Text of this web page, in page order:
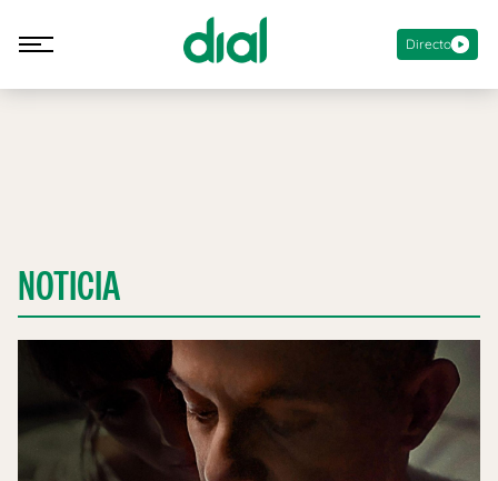
Directo
NOTICIA